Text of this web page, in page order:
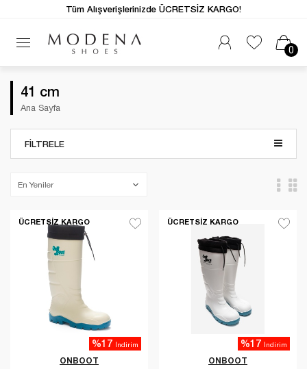
0
Tüm Alışverişlerinizde ÜCRETSİZ KARGO!
41 cm
Ana Sayfa
FILTRELE
ÜCRETSIZ KARGO
ONBOOT
%17 İndirim
ÜCRETSIZ KARGO
ONBOOT
%17 İndirim